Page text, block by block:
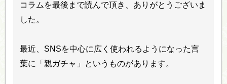
コラムを最後まで読んで頂き、ありがとうございま
した。
最近、SNSを中心に広く使われるようになった言
葉に「親ガチャ」というものがあります。